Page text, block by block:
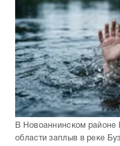
В Новоаннинском районе
области заплыв в реке